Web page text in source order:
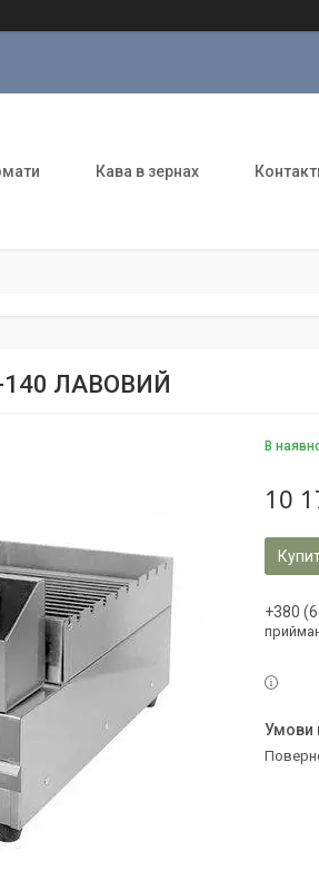
Кава в зернах
140 ЛАВОВИЙ
В
10
+380